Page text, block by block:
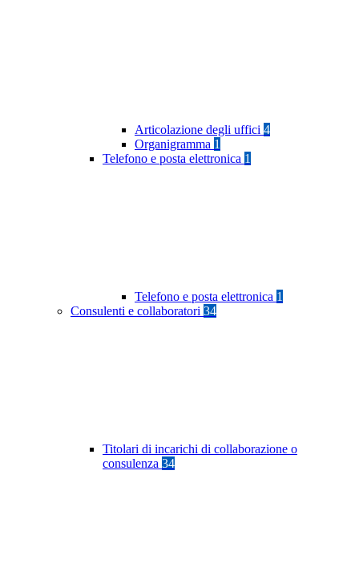
Articolazione degli uffici 4
Organigramma 1
Telefono e posta elettronica 1
Telefono e posta elettronica 1
Consulenti e collaboratori 34
Titolari di incarichi di collaborazione o
consulenza 34